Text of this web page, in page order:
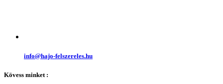
info@hajo-felszereles.hu
Kövess minket :